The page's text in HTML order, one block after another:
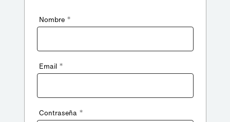
Nombre *
Email *
Contraseña *